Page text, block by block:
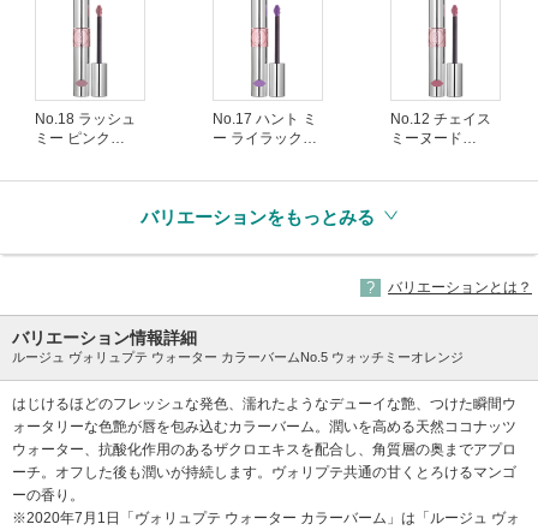
No.18 ラッシュ
ミー ピンク
No.17 ハント ミ
ー ライラック
No.12 チェイス
ミーヌード
バリエーションをもっとみる
バリエーションとは？
バリエーション情報詳細
ルージュ ヴォリュプテ ウォーター カラーバームNo.5 ウォッチミーオレンジ
はじけるほどのフレッシュな発色、濡れたようなデューイな艶、つけた瞬間ウ
ォータリーな色艶が唇を包み込むカラーバーム。潤いを高める天然ココナッツ
ウォーター、抗酸化作用のあるザクロエキスを配合し、角質層の奥までアプロ
ーチ。オフした後も潤いが持続します。ヴォリプテ共通の甘くとろけるマンゴ
ーの香り。
※2020年7月1日「ヴォリュプテ ウォーター カラーバーム」は「ルージュ ヴォ